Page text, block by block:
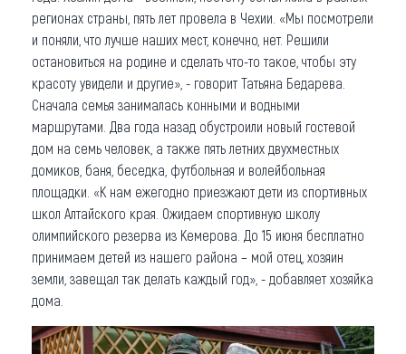
регионах страны, пять лет провела в Чехии. «Мы посмотрели
и поняли, что лучше наших мест, конечно, нет. Решили
остановиться на родине и сделать что-то такое, чтобы эту
красоту увидели и другие», - говорит Татьяна Бедарева.
Сначала семья занималась конными и водными
маршрутами. Два года назад обустроили новый гостевой
дом на семь человек, а также пять летних двухместных
домиков, баня, беседка, футбольная и волейбольная
площадки. «К нам ежегодно приезжают дети из спортивных
школ Алтайского края. Ожидаем спортивную школу
олимпийского резерва из Кемерова. До 15 июня бесплатно
принимаем детей из нашего района – мой отец, хозяин
земли, завещал так делать каждый год», - добавляет хозяйка
дома.